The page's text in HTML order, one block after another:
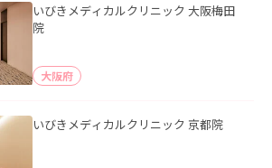
いびきメディカルクリニック 大阪梅田
院
大阪府
いびきメディカルクリニック 京都院